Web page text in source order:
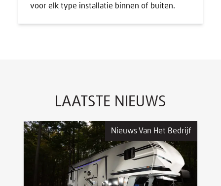
voor elk type installatie binnen of buiten.
LAATSTE NIEUWS
Nieuws Van Het Bedrijf